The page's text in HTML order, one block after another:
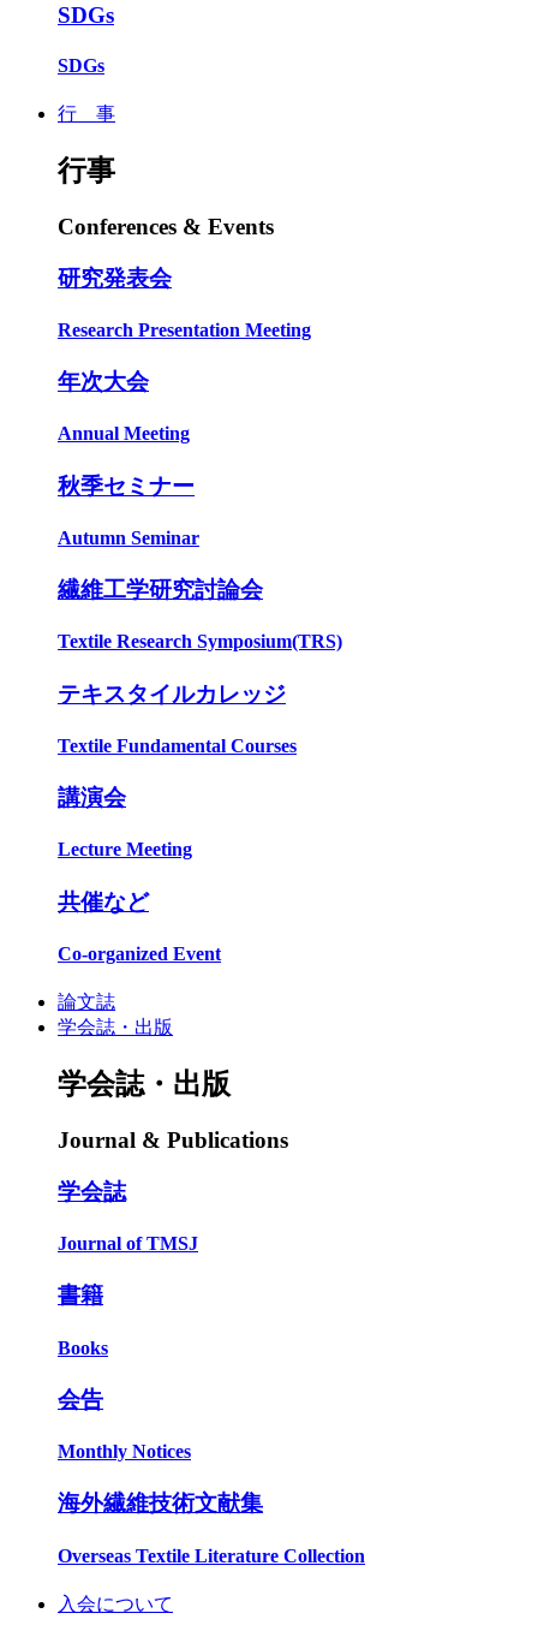
SDGs
SDGs
行 事
行事
Conferences & Events
研究発表会
Research Presentation Meeting
年次大会
Annual Meeting
秋季セミナー
Autumn Seminar
繊維工学研究討論会
Textile Research Symposium(TRS)
テキスタイルカレッジ
Textile Fundamental Courses
講演会
Lecture Meeting
共催など
Co-organized Event
論文誌
学会誌・出版
学会誌・出版
Journal & Publications
学会誌
Journal of TMSJ
書籍
Books
会告
Monthly Notices
海外繊維技術文献集
Overseas Textile Literature Collection
入会について